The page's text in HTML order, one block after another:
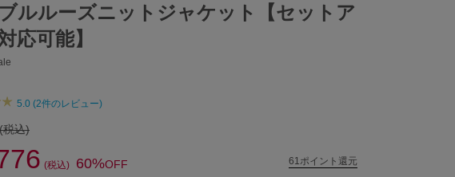
ルルーズニットジャケット【セットア
応可能】
5.0 (2件のレビュー)
(税込)
(税込) 60%OFF 61ポイント還元